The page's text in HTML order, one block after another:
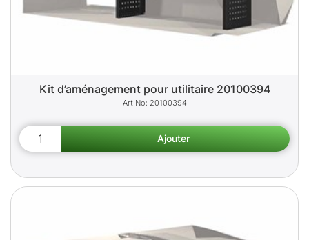
Kit d’aménagement pour utilitaire 20100394
20100394